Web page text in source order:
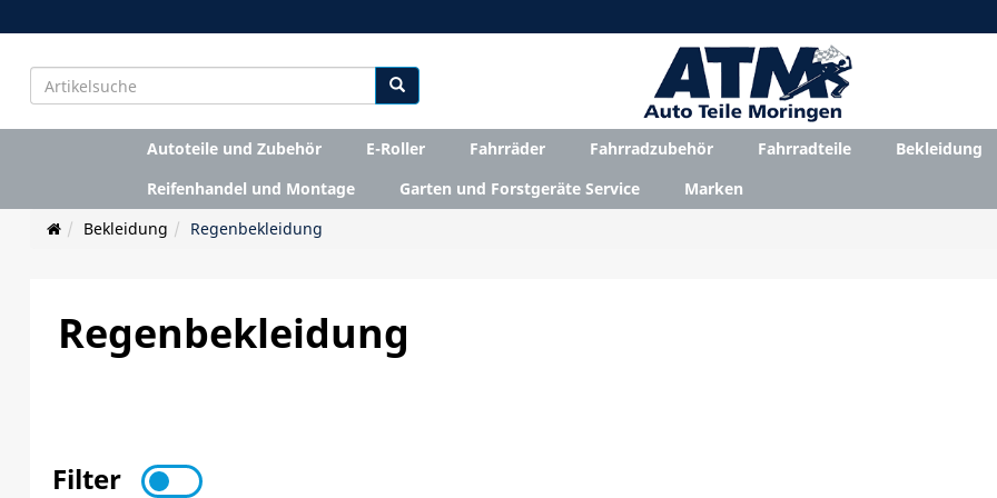
Autoteile und Zubehör E-Roller Fahrräder Fahrradzubehör Fahrradteile Bekleidung
Reifenhandel und Montage
Garten und Forstgeräte Service
Marken
Bekleidung
Regenbekleidung
Regenbekleidung
Filter